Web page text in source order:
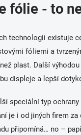
fólie - to
technologií existuje
fóliemi a
plast. Další
displeje a lepší
speciální typ
je i od jiných firem
připomíná… no –